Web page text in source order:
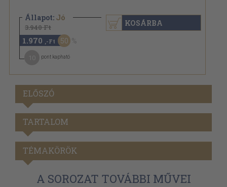
Állapot: Jó
3.940 Ft
1.970 ,-Ft 50
pont kapható
KOSÁRBA
ELŐSZÓ
TARTALOM
TÉMAKÖRÖK
A SOROZAT TOVÁBBI MŰVEI